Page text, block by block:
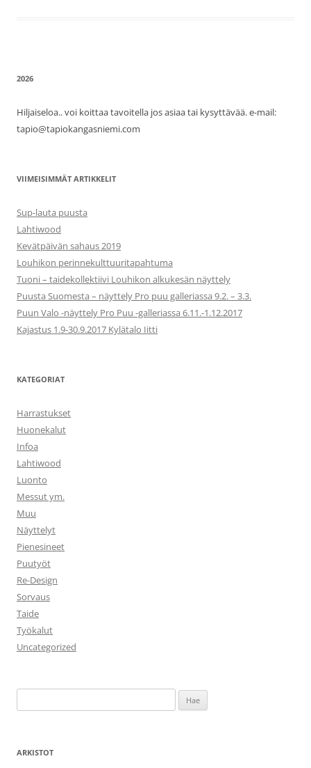
2026
Hiljaiseloa.. voi koittaa tavoitella jos asiaa tai kysyttävää. e-mail:
tapio@tapiokangasniemi.com
VIIMEISIMMÄT ARTIKKELIT
Sup-lauta puusta
Lahtiwood
Kevätpäivän sahaus 2019
Louhikon perinnekulttuuritapahtuma
Tuoni – taidekollektiivi Louhikon alkukesän näyttely
Puusta Suomesta – näyttely Pro puu galleriassa 9.2. – 3.3.
Puun Valo -näyttely Pro Puu -galleriassa 6.11.-1.12.2017
Kajastus 1.9-30.9.2017 Kylätalo Iitti
KATEGORIAT
Harrastukset
Huonekalut
Infoa
Lahtiwood
Luonto
Messut ym.
Muu
Näyttelyt
Pienesineet
Puutyöt
Re-Design
Sorvaus
Taide
Työkalut
Uncategorized
ARKISTOT